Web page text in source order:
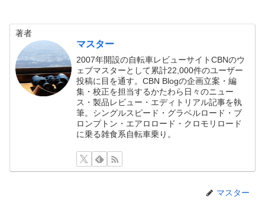
著者
マスター
2007年開設の自転車レビューサイトCBNのウ
ェブマスターとして累計22,000件のユーザー
投稿に目を通す。CBN Blogの企画立案・編
集・校正を担当するかたわら日々のニュー
ス・製品レビュー・エディトリアル記事を執
筆。シングルスピード・グラベルロード・ブ
ロンプトン・エアロロード・クロモリロード
に乗る雑食系自転車乗り。
マスター